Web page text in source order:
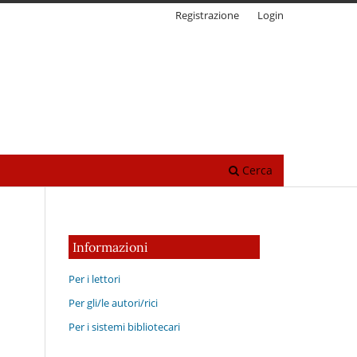
Cerca
Registrazione Login
Informazioni
Per i lettori
Per gli/le autori/rici
Per i sistemi bibliotecari